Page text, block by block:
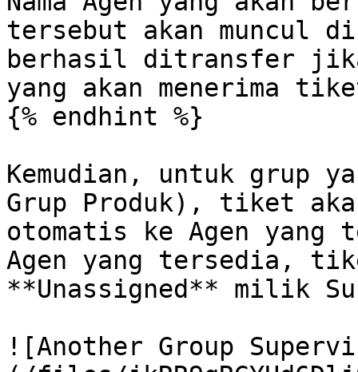
tersebut akan
berhasil ditransfer
yang akan menerima
{% endhint %}
Kemudian, untuk grup
Grup Produk), tiket
otomatis ke Agen
Agen yang tersedia,
**Unassigned** milik
![Another Group